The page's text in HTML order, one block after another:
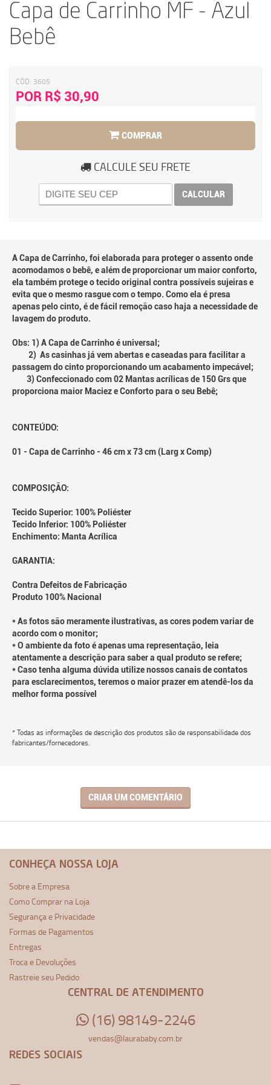
Capa de Carrinho MF - Azul
Bebê
CÓD: 3605
POR R$ 30,90
COMPRAR
CALCULE SEU FRETE
CALCULAR
A Capa de Carrinho, foi elaborada para proteger o assento onde
acomodamos o bebê, e além de proporcionar um maior conforto,
ela também protege o tecido original contra possíveis sujeiras e
evita que o mesmo rasgue com o tempo. Como ela é presa
apenas pelo cinto, é de fácil remoção caso haja a necessidade de
lavagem do produto.
Obs: 1) A Capa de Carrinho é universal;
2) As casinhas já vem abertas e caseadas para facilitar a
passagem do cinto proporcionando um acabamento impecável;
3) Confeccionado com 02 Mantas acrílicas de 150 Grs que
proporciona maior Maciez e Conforto para o seu Bebê;
CONTEÚDO:
01 - Capa de Carrinho - 46 cm x 73 cm (Larg x Comp)
COMPOSIÇÃO:
Tecido Superior: 100% Poliéster
Tecido Inferior: 100% Poliéster
Enchimento: Manta Acrílica
GARANTIA:
Contra Defeitos de Fabricação
Produto 100% Nacional
* As fotos são meramente ilustrativas, as cores podem variar de
acordo com o monitor;
* O ambiente da foto é apenas uma representação, leia
atentamente a descrição para saber a qual produto se refere;
* Caso tenha alguma dúvida utilize nossos canais de contatos
para esclarecimentos, teremos o maior prazer em atendê-los da
melhor forma possível
* Todas as informações de descrição dos produtos são de responsabilidade dos
fabricantes/fornecedores.
CRIAR UM COMENTÁRIO
CONHEÇA NOSSA LOJA
Sobre a Empresa
Como Comprar na Loja
Segurança e Privacidade
Formas de Pagamentos
Entregas
Troca e Devoluções
Rastreie seu Pedido
CENTRAL DE ATENDIMENTO
(16) 98149-2246
vendas@laurababy.com.br
REDES SOCIAIS